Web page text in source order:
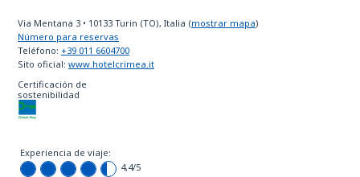
Via Mentana 3 • 10133 Turin (TO), Italia (mostrar mapa)
Número para reservas
Teléfono: +39 011 6604700
Sito oficial: www.hotelcrimea.it
Certificación de
sostenibilidad
Experiencia de viaje:
4,4/5